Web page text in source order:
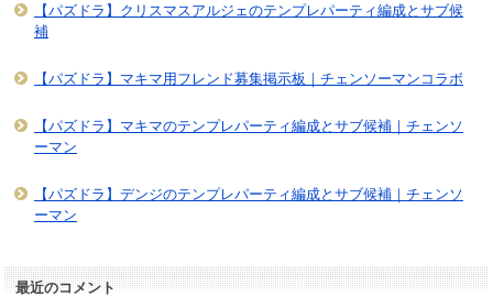
【パズドラ】クリスマスアルジェのテンプレパーティ編成とサブ候
補
【パズドラ】マキマ用フレンド募集掲示板｜チェンソーマンコラボ
【パズドラ】マキマのテンプレパーティ編成とサブ候補｜チェンソ
ーマン
【パズドラ】デンジのテンプレパーティ編成とサブ候補｜チェンソ
ーマン
最近のコメント